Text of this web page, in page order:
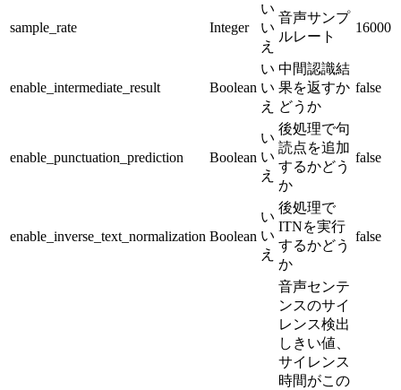
sample_rate Integer
い
い
え
音声サンプ
ルレート
16000
enable_intermediate_result Boolean
い
い
え
中間認識結
果を返すか
どうか
false
enable_punctuation_prediction Boolean
い
い
え
後処理で句
読点を追加
するかどう
か
false
enable_inverse_text_normalization Boolean
い
い
え
後処理で
ITNを実行
するかどう
か
false
音声センテ
ンスのサイ
レンス検出
しきい値、
サイレンス
時間がこの